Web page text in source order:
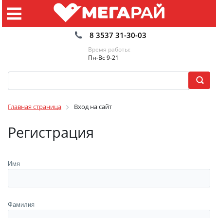
8 3537 31-30-03
Время работы:
Пн-Вс 9-21
Главная страница Вход на сайт
Регистрация
Имя
Фамилия